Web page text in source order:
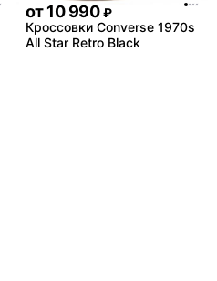
от10 990 ₽
Кроссовки Converse 1970s
All Star Retro Black